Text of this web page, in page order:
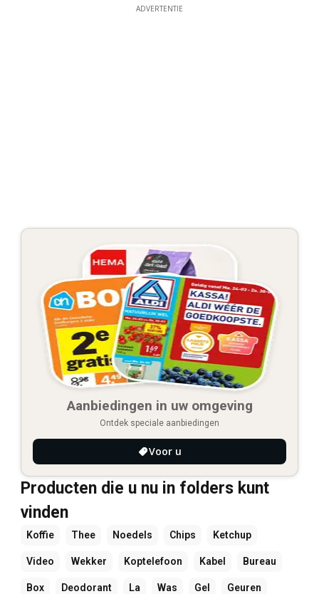
ADVERTENTIE
Aanbiedingen in uw omgeving
Ontdek speciale aanbiedingen
Voor u
Producten die u nu in folders kunt
vinden
Koffie Thee Noedels Chips Ketchup
Video Wekker Koptelefoon Kabel Bureau
Box Deodorant La Was Gel Geuren